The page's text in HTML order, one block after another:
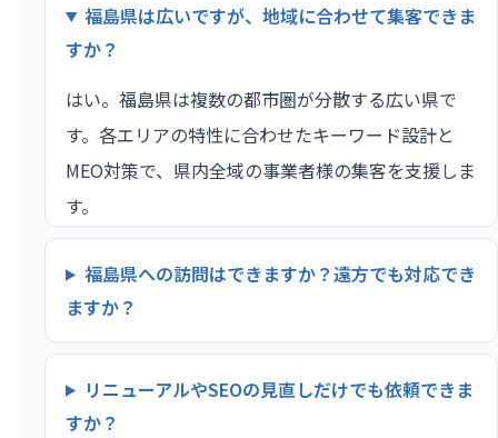
福島県は広いですが、地域に合わせて集客できま
すか？
はい。福島県は複数の都市圏が分散する広い県で
す。各エリアの特性に合わせたキーワード設計と
MEO対策で、県内全域の事業者様の集客を支援しま
す。
福島県への訪問はできますか？遠方でも対応でき
ますか？
リニューアルやSEOの見直しだけでも依頼できま
すか？